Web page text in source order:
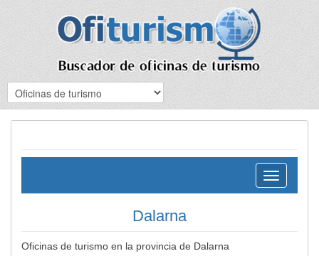
Toggle
navigation
Dalarna
Oficinas de turismo en la provincia de Dalarna